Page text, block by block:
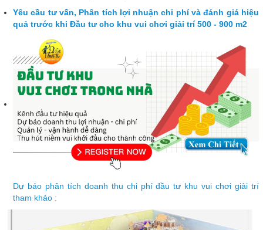
Yêu cầu tư vấn, Phân tích lợi nhuận chi phí và đánh giá hiệu
quả trước khi Đầu tư cho khu vui chơi giải trí 500 - 900 m2
Dự báo phân tích doanh thu chi phí đầu tư khu vui chơi giải trí
tham khảo :